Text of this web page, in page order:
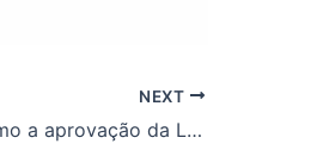
NEXT
Entenda como a aprovação da Lei Orçamentária Anual impacta o reajuste salarial dos TAEs